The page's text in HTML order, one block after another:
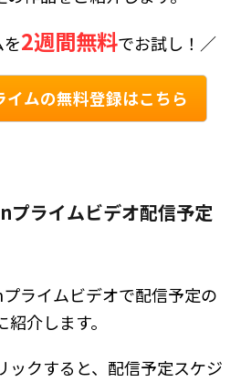
2週間無料でお試し！／
ムの無料登録はこちら
ライムビデオ配信予定
ライムビデオで配信予定の
介します。
ックすると、配信予定スケジ